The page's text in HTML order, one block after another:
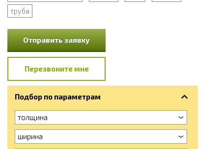
труба
Отправить заявку
Перезвоните мне
Подбор по параметрам
толщина
ширина